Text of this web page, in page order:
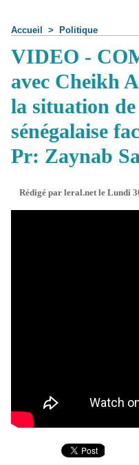
Accueil > Politique
VIDEO -
avec Cheikh
la situation de
sénégalaise
Pr: Zaynab
Rédigé par leral.net le Lundi